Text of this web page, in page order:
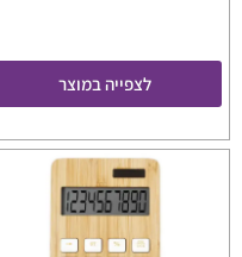
לצפייה במוצר